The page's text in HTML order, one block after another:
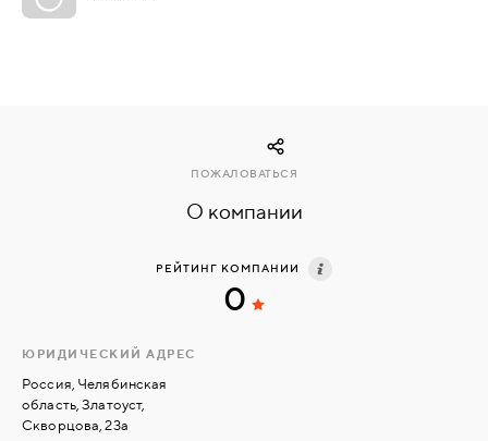
ЗАВКИ
О компании
ПОЖАЛОВАТЬСЯ
РЕЙТИНГ КОМПАНИИ
0
ЮРИДИЧЕСКИЙ АДРЕС
Россия, Челябинская
область, Златоуст,
Скворцова, 23а